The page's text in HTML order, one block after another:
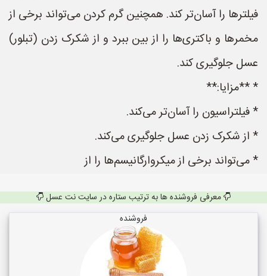
فیلترها را آسان‌تر کند. همچنین گرم کردن می‌تواند برخی از
مخمرها و باکتری‌ها را از بین ببرد و از شکرک زدن (تبلور)
عسل جلوگیری کند.
* **مزایا:**
* فیلتراسیون را آسان‌تر می‌کند.
* از شکرک زدن عسل جلوگیری می‌کند.
* می‌تواند برخی از میکروارگانیسم‌ها را از
معرفی فروشنده ها به ترتیب ستاره در سایت نت عسل
فروشنده